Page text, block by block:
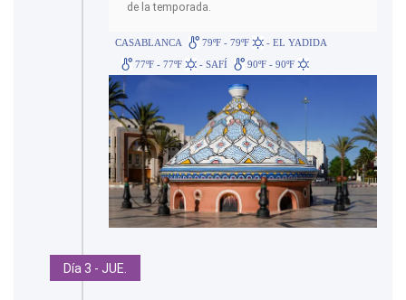
de la temporada.
CASABLANCA 79ºF - 79ºF
- EL YADIDA
77ºF - 77ºF
- SAFÍ 90ºF - 90ºF
Día 3 - JUE.